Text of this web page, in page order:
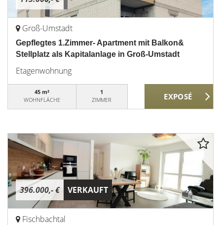
Groß-Umstadt
Gepflegtes 1.Zimmer- Apartment mit Balkon&
Stellplatz als Kapitalanlage in Groß-Umstadt
Etagenwohnung
45 m²
WOHNFLÄCHE
1
ZIMMER
396.000,- € VERKAUFT
Fischbachtal